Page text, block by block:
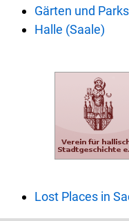
Gärten und
Halle (Saale)
Lost Places in